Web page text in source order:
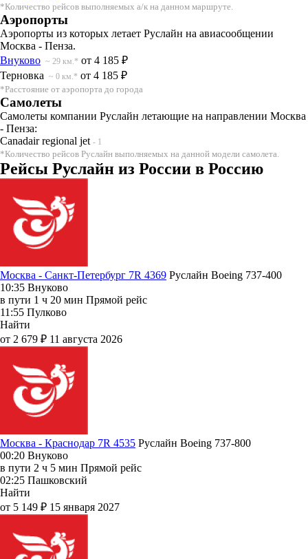
*Количество рейсов выполняемых а/к на данном маршруте.
Аэропорты
Аэропорты из которых летает Руслайн на авиасообщении
Москва - Пенза.
Внуково ~ 29 км.* от 4 185 ₽
Терновка ~ 0 км.* от 4 185 ₽
*Расстояние от аэропорта до города
Самолеты
Самолеты компании Руслайн летающие на направлении Москва
- Пенза:
Canadair regional jet - 1
*Количество рейсов Руслайн выполняемых на данной модели самолета.
Рейсы Руслайн из России в Россию
Москва - Санкт-Петербург 7R 4369 Руслайн Boeing 737-400
10:35 Внуково
в пути 1 ч 20 мин Прямой рейс
11:55 Пулково
Найти
от 2 679 ₽ 11 августа 2026
Москва - Краснодар 7R 4535 Руслайн Boeing 737-800
00:20 Внуково
в пути 2 ч 5 мин Прямой рейс
02:25 Пашковский
Найти
от 5 149 ₽ 15 января 2027